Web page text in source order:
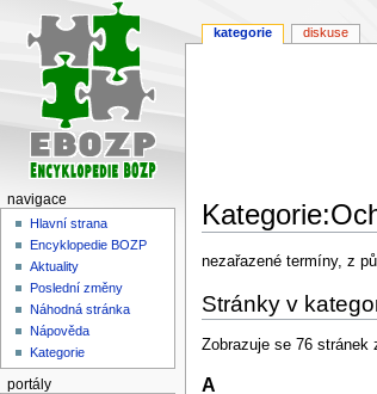
Skočit
navigaci
Skočit
vyhledávání
nezařazené termíny, z
Stránky v
Zobrazuje se 76 stránek
A
kategorie diskuse
navigace
Hlavní strana
Encyklopedie BOZP
Aktuality
Poslední změny
Náhodná stránka
Nápověda
Kategorie
portály